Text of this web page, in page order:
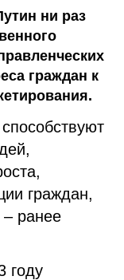
ни раз
граждан к
граждан,
ранее
году